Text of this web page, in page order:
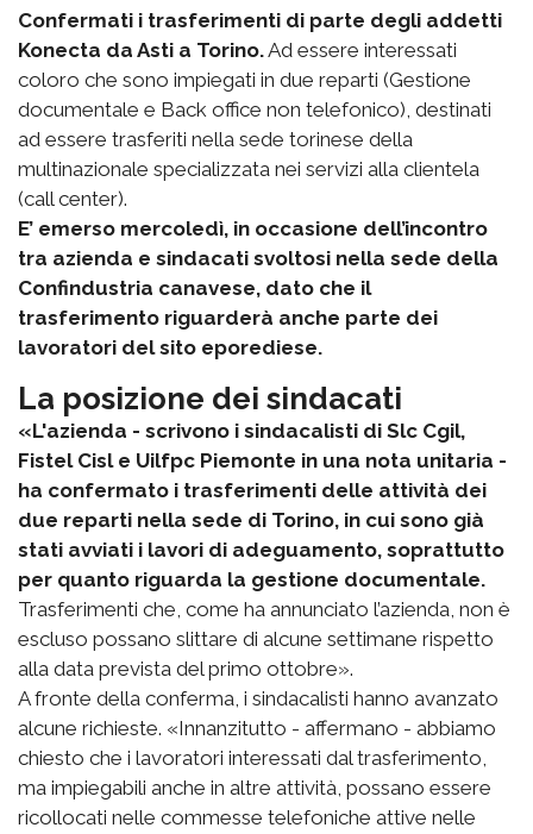
Confermati i trasferimenti di parte degli addetti
Konecta da Asti a Torino.Ad essere interessati
coloro che sono impiegati in due reparti (Gestione
documentale e Back office non telefonico), destinati
ad essere trasferiti nella sede torinese della
multinazionale specializzata nei servizi alla clientela
(call center).
E’ emerso mercoledì, in occasione dell’incontro
tra azienda e sindacati svoltosi nella sede della
Confindustria canavese, dato che il
trasferimento riguarderà anche parte dei
lavoratori del sito eporediese.
La posizione dei sindacati
«L'azienda - scrivono i sindacalisti di Slc Cgil,
Fistel Cisl e Uilfpc Piemonte in una nota unitaria -
ha confermato i trasferimenti delle attività dei
due reparti nella sede di Torino, in cui sono già
stati avviati i lavori di adeguamento, soprattutto
per quanto riguarda la gestione documentale.
Trasferimenti che, come ha annunciato l’azienda, non è
escluso possano slittare di alcune settimane rispetto
alla data prevista del primo ottobre».
A fronte della conferma, i sindacalisti hanno avanzato
alcune richieste. «Innanzitutto - affermano - abbiamo
chiesto che i lavoratori interessati dal trasferimento,
ma impiegabili anche in altre attività, possano essere
ricollocati nelle commesse telefoniche attive nelle